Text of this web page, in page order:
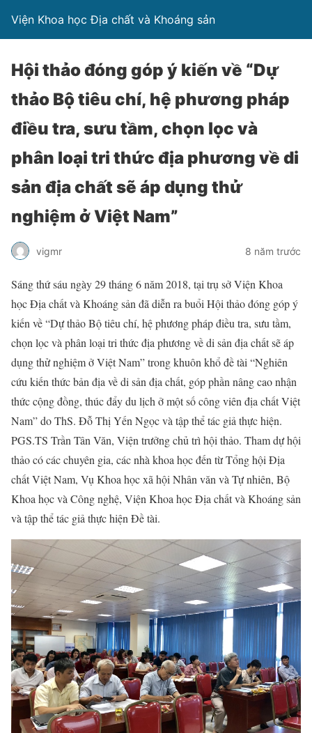
Viện Khoa học Địa chất và Khoáng sản
Hội thảo đóng góp ý kiến về “Dự
thảo Bộ tiêu chí, hệ phương pháp
điều tra, sưu tầm, chọn lọc và
phân loại tri thức địa phương về di
sản địa chất sẽ áp dụng thử
nghiệm ở Việt Nam”
vigmr 8 năm trước
Sáng thứ sáu ngày 29 tháng 6 năm 2018, tại trụ sở Viện Khoa
học Địa chất và Khoáng sản đã diễn ra buổi Hội thảo đóng góp ý
kiến về “Dự thảo Bộ tiêu chí, hệ phương pháp điều tra, sưu tầm,
chọn lọc và phân loại tri thức địa phương về di sản địa chất sẽ áp
dụng thử nghiệm ở Việt Nam” trong khuôn khổ đề tài “Nghiên
cứu kiến thức bản địa về di sản địa chất, góp phần nâng cao nhận
thức cộng đồng, thúc đẩy du lịch ở một số công viên địa chất Việt
Nam” do ThS. Đỗ Thị Yến Ngọc và tập thể tác giả thực hiện.
PGS.TS Trần Tân Văn, Viện trưởng chủ trì hội thảo. Tham dự hội
thảo có các chuyên gia, các nhà khoa học đến từ Tổng hội Địa
chất Việt Nam, Vụ Khoa học xã hội Nhân văn và Tự nhiên, Bộ
Khoa học và Công nghệ, Viện Khoa học Địa chất và Khoáng sản
và tập thể tác giả thực hiện Đề tài.